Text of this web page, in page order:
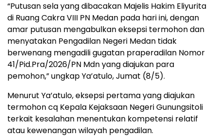
“Putusan sela yang dibacakan Majelis Hakim Eliyurita
di Ruang Cakra VIII PN Medan pada hari ini, dengan
amar putusan mengabulkan eksepsi termohon dan
menyatakan Pengadilan Negeri Medan tidak
berwenang mengadili gugatan praperadilan Nomor
41/Pid.Pra/2026/PN Mdn yang diajukan para
pemohon,” ungkap Ya’atulo, Jumat (8/5).
Menurut Ya’atulo, eksepsi pertama yang diajukan
termohon cq Kepala Kejaksaan Negeri Gunungsitoli
terkait kesalahan menentukan kompetensi relatif
atau kewenangan wilayah pengadilan.